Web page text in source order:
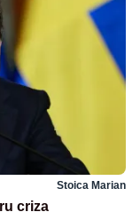
Stoica Marian
criza